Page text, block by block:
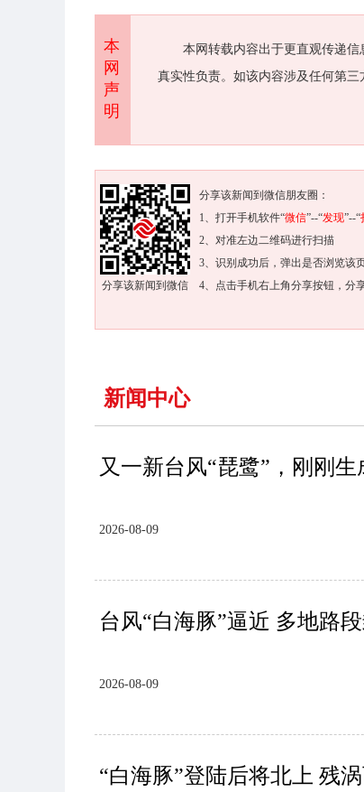
本
网
声
明
本网转载内容出于更直观传递
真实性负责。如该内容涉及任何第三
分享该新闻到微信
分享该新闻到微信朋友圈：
1、打开手机软件“微信”--“发现”--“
2、对准左边二维码进行扫描
3、识别成功后，弹出是否浏览该
4、点击手机右上角分享按钮，分
新闻中心
又一新台风“琵鹭”，刚刚生
2026-08-09
台风“白海豚”逼近 多地路
2026-08-09
“白海豚”登陆后将北上 残